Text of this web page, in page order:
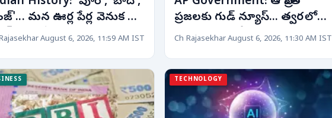
మన ఊర్ల పేర్ల వెనుక బిగ్
తెలిస్తే ఆశ్చర్యపోతారు!
August 6, 2026, 11:59 AM IST
ప్రజలకు గుడ్ న్యూస్... త్వరలోనే
అందుబాటులోకి రానున్న 100
Ch RajasekharAugust 6, 2026, 11:30 AM IST
TECHNOLOGY